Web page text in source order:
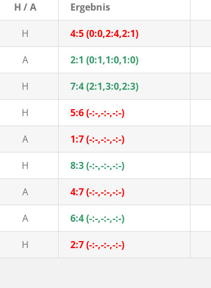
H / A Ergebnis
H 4:5 (0:0,2:4,2:1)
A 2:1 (0:1,1:0,1:0)
H 7:4 (2:1,3:0,2:3)
H 5:6 (-:-,-:-,-:-)
A 1:7 (-:-,-:-,-:-)
H 8:3 (-:-,-:-,-:-)
A 4:7 (-:-,-:-,-:-)
A 6:4 (-:-,-:-,-:-)
H 2:7 (-:-,-:-,-:-)